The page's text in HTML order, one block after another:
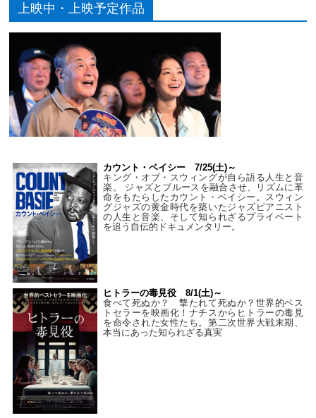
上映中・上映予定作品
カウント・ベイシー 7/25(土)～
キング・オブ・スウィングが自ら語る人生と音
楽。 ジャズとブルースを融合させ、リズムに革
命をもたらしたカウント・ベイシー。スウィン
グジャズの黄金時代を築いたジャズピアニスト
の人生と音楽、そして知られざるプライベート
を追う自伝的ドキュメンタリー。
ヒトラーの毒見役 8/1(土)～
食べて死ぬか？ 撃たれて死ぬか？世界的ベス
トセラーを映画化！ナチスからヒトラーの毒見
を命令された女性たち。第二次世界大戦末期、
本当にあった知られざる真実